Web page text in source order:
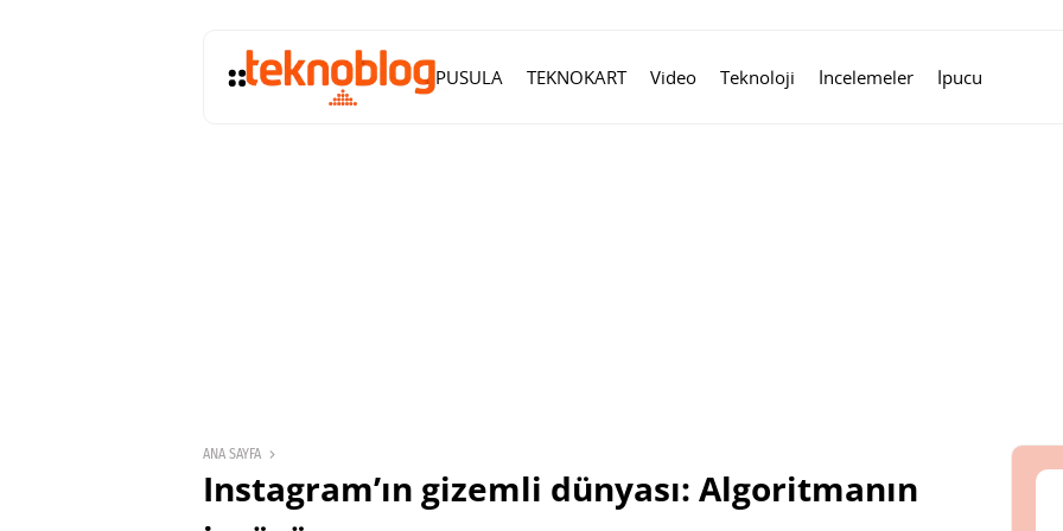
PUSULA TEKNOKART Video Teknoloji İncelemeler İpucu
ANA SAYFA
Instagram’ın gizemli dünyası: Algoritmanın